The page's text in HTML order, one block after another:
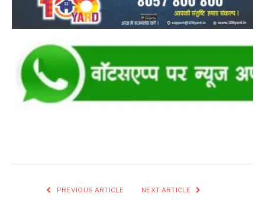
PREVIOUS ARTICLE NEXT ARTICLE